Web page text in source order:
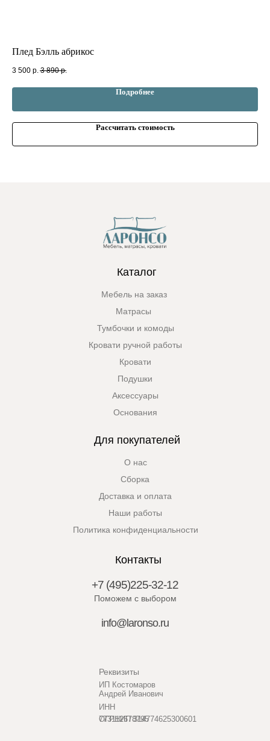
Плед Бэлль абрикос
3 500 р. 3 890 р.
Подробнее
Рассчитать стоимость
Реквизиты
ИП Костомаров
Андрей Иванович
ИНН
773112678795
ОГРНИП 314774625300601
Мебель на заказ
Каталог
Для покупателей
Контакты
+7 (495)225-32-12
Поможем с выбором
info@laronso.ru
Матрасы
Тумбочки и комоды
Кровати ручной работы
Кровати
О нас
Доставка и оплата
Наши работы
Политика конфиденциальности
Подушки
Аксессуары
Сборка
Основания